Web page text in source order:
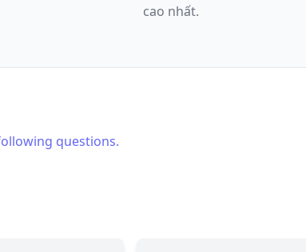
cao nhất.
questions.